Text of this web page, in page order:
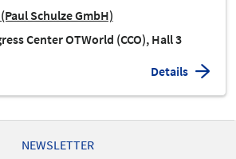
Schulze GmbH)
Center OTWorld (CCO), Hall 3
Details
NEWSLETTER